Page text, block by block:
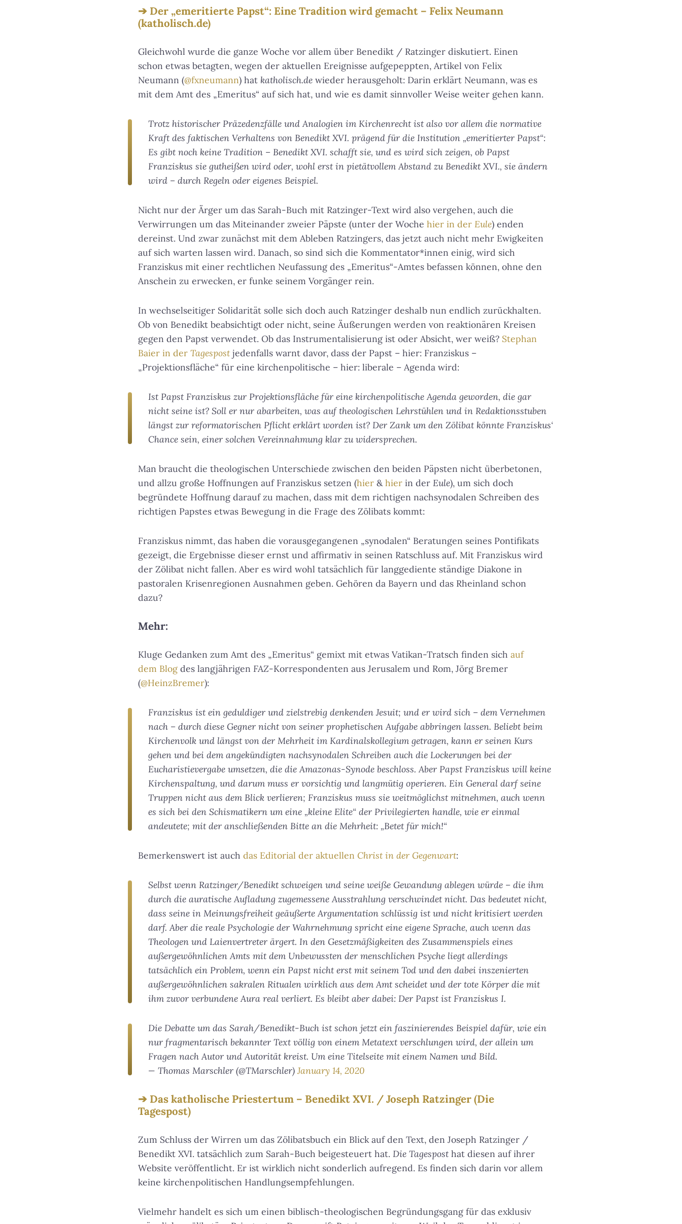
Der „emeritierte Papst“: Eine Tradition wird gemacht – Felix Neumann
(katholisch.de)
Gleichwohl wurde die ganze Woche vor allem über Benedikt / Ratzinger diskutiert. Einen
schon etwas betagten, wegen der aktuellen Ereignisse aufgepeppten, Artikel von Felix
Neumann (@fxneumann) hat katholisch.de wieder herausgeholt: Darin erklärt Neumann, was es
mit dem Amt des „Emeritus“ auf sich hat, und wie es damit sinnvoller Weise weiter gehen kann.
Trotz historischer Präzedenzfälle und Analogien im Kirchenrecht ist also vor allem die normative
Kraft des faktischen Verhaltens von Benedikt XVI. prägend für die Institution „emeritierter Papst“:
Es gibt noch keine Tradition – Benedikt XVI. schafft sie, und es wird sich zeigen, ob Papst
Franziskus sie gutheißen wird oder, wohl erst in pietätvollem Abstand zu Benedikt XVI., sie ändern
wird – durch Regeln oder eigenes Beispiel.
Nicht nur der Ärger um das Sarah-Buch mit Ratzinger-Text wird also vergehen, auch die
Verwirrungen um das Miteinander zweier Päpste (unter der Woche hier in der Eule) enden
dereinst. Und zwar zunächst mit dem Ableben Ratzingers, das jetzt auch nicht mehr Ewigkeiten
auf sich warten lassen wird. Danach, so sind sich die Kommentator*innen einig, wird sich
Franziskus mit einer rechtlichen Neufassung des „Emeritus“-Amtes befassen können, ohne den
Anschein zu erwecken, er funke seinem Vorgänger rein.
In wechselseitiger Solidarität solle sich doch auch Ratzinger deshalb nun endlich zurückhalten.
Ob von Benedikt beabsichtigt oder nicht, seine Äußerungen werden von reaktionären Kreisen
gegen den Papst verwendet. Ob das Instrumentalisierung ist oder Absicht, wer weiß? Stephan
Baier in der Tagespostjedenfalls warnt davor, dass der Papst – hier: Franziskus –
„Projektionsfläche“ für eine kirchenpolitische – hier: liberale – Agenda wird:
Ist Papst Franziskus zur Projektionsfläche für eine kirchenpolitische Agenda geworden, die gar
nicht seine ist? Soll er nur abarbeiten, was auf theologischen Lehrstühlen und in Redaktionsstuben
längst zur reformatorischen Pflicht erklärt worden ist? Der Zank um den Zölibat könnte Franziskus‘
Chance sein, einer solchen Vereinnahmung klar zu widersprechen.
Man braucht die theologischen Unterschiede zwischen den beiden Päpsten nicht überbetonen,
und allzu große Hoffnungen auf Franziskus setzen (hier &hier in der Eule), um sich doch
begründete Hoffnung darauf zu machen, dass mit dem richtigen nachsynodalen Schreiben des
richtigen Papstes etwas Bewegung in die Frage des Zölibats kommt:
Franziskus nimmt, das haben die vorausgegangenen „synodalen“ Beratungen seines Pontifikats
gezeigt, die Ergebnisse dieser ernst und affirmativ in seinen Ratschluss auf. Mit Franziskus wird
der Zölibat nicht fallen. Aber es wird wohl tatsächlich für langgediente ständige Diakone in
pastoralen Krisenregionen Ausnahmen geben. Gehören da Bayern und das Rheinland schon
dazu?
Mehr:
Kluge Gedanken zum Amt des „Emeritus“ gemixt mit etwas Vatikan-Tratsch finden sich auf
dem Blog des langjährigen FAZ-Korrespondenten aus Jerusalem und Rom, Jörg Bremer
(@HeinzBremer):
Franziskus ist ein geduldiger und zielstrebig denkenden Jesuit; und er wird sich – dem Vernehmen
nach – durch diese Gegner nicht von seiner prophetischen Aufgabe abbringen lassen. Beliebt beim
Kirchenvolk und längst von der Mehrheit im Kardinalskollegium getragen, kann er seinen Kurs
gehen und bei dem angekündigten nachsynodalen Schreiben auch die Lockerungen bei der
Eucharistievergabe umsetzen, die die Amazonas-Synode beschloss. Aber Papst Franziskus will keine
Kirchenspaltung, und darum muss er vorsichtig und langmütig operieren. Ein General darf seine
Truppen nicht aus dem Blick verlieren; Franziskus muss sie weitmöglichst mitnehmen, auch wenn
es sich bei den Schismatikern um eine „kleine Elite“ der Privilegierten handle, wie er einmal
andeutete; mit der anschließenden Bitte an die Mehrheit: „Betet für mich!“
Bemerkenswert ist auch das Editorial der aktuellen Christ in der Gegenwart:
Selbst wenn Ratzinger/Benedikt schweigen und seine weiße Gewandung ablegen würde – die ihm
durch die auratische Aufladung zugemessene Ausstrahlung verschwindet nicht. Das bedeutet nicht,
dass seine in Meinungsfreiheit geäußerte Argumentation schlüssig ist und nicht kritisiert werden
darf. Aber die reale Psychologie der Wahrnehmung spricht eine eigene Sprache, auch wenn das
Theologen und Laienvertreter ärgert. In den Gesetzmäßigkeiten des Zusammenspiels eines
außergewöhnlichen Amts mit dem Unbewussten der menschlichen Psyche liegt allerdings
tatsächlich ein Problem, wenn ein Papst nicht erst mit seinem Tod und den dabei inszenierten
außergewöhnlichen sakralen Ritualen wirklich aus dem Amt scheidet und der tote Körper die mit
ihm zuvor verbundene Aura real verliert. Es bleibt aber dabei: Der Papst ist Franziskus I.
Die Debatte um das Sarah/Benedikt-Buch ist schon jetzt ein faszinierendes Beispiel dafür, wie ein
nur fragmentarisch bekannter Text völlig von einem Metatext verschlungen wird, der allein um
Fragen nach Autor und Autorität kreist. Um eine Titelseite mit einem Namen und Bild.
— Thomas Marschler (@TMarschler)January 14, 2020
Das katholische Priestertum – Benedikt XVI. / Joseph Ratzinger (Die
Tagespost)
Zum Schluss der Wirren um das Zölibatsbuch ein Blick auf den Text, den Joseph Ratzinger /
Benedikt XVI. tatsächlich zum Sarah-Buch beigesteuert hat. Die Tagesposthat diesen auf ihrer
Website veröffentlicht. Er ist wirklich nicht sonderlich aufregend. Es finden sich darin vor allem
keine kirchenpolitischen Handlungsempfehlungen.
Vielmehr handelt es sich um einen biblisch-theologischen Begründungsgang für das exklusiv